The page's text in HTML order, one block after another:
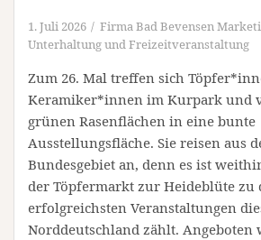
1. Juli 2026
Firma Bad Bevensen
Unterhaltung und Freizeitveranstaltung
Zum 26. Mal treffen sich
Keramiker*innen im Kurpark und
grünen Rasenflächen in eine bunte
Ausstellungsfläche. Sie reisen aus
Bundesgebiet an, denn es ist
der Töpfermarkt zur Heideblüte zu
erfolgreichsten Veranstaltungen
Norddeutschland zählt. Angeboten